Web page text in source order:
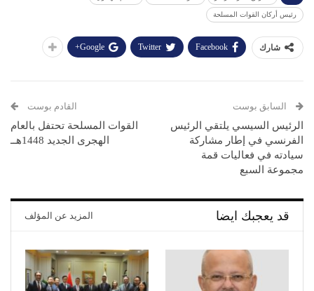
رئيس أركان القوات المسلحة
شارك Facebook
Twitter
Google+
السابق بوست
الرئيس السيسي يلتقي الرئيس
الفرنسي في إطار مشاركة
سيادته في فعاليات قمة
مجموعة السبع
القادم بوست
القوات المسلحة تحتفل بالعام
الهجرى الجديد 1448هــ
قد يعجبك ايضا المزيد عن المؤلف